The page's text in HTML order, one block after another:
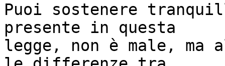
Puoi sostenere
presente in questa
legge, non è male, ma